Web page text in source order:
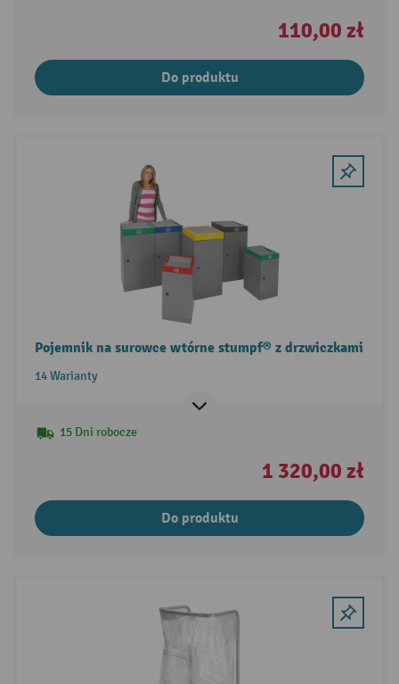
110,00 zł
Do produktu
Pojemnik na surowce wtórne stumpf® z drzwiczkami
14 Warianty
15 Dni robocze
1 320,00 zł
Do produktu